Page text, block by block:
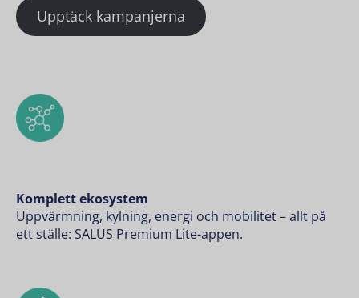
Upptäck kampanjerna
Komplett ekosystem
Uppvärmning, kylning, energi och mobilitet – allt på
ett ställe: SALUS Premium Lite-appen.